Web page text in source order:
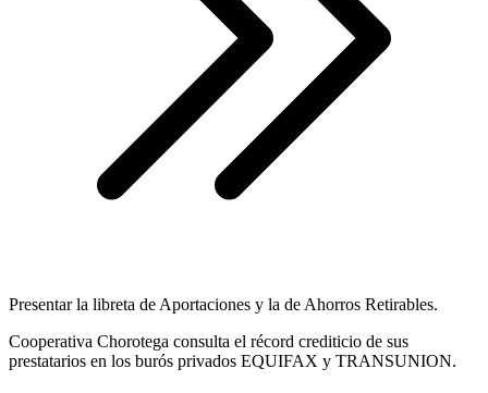
Presentar la libreta de Aportaciones y la de Ahorros Retirables.
Cooperativa Chorotega consulta el récord crediticio de sus
prestatarios en los burós privados EQUIFAX y TRANSUNION.